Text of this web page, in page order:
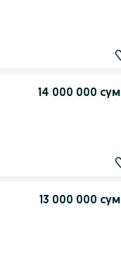
14 000 000 сум
13 000 000 сум